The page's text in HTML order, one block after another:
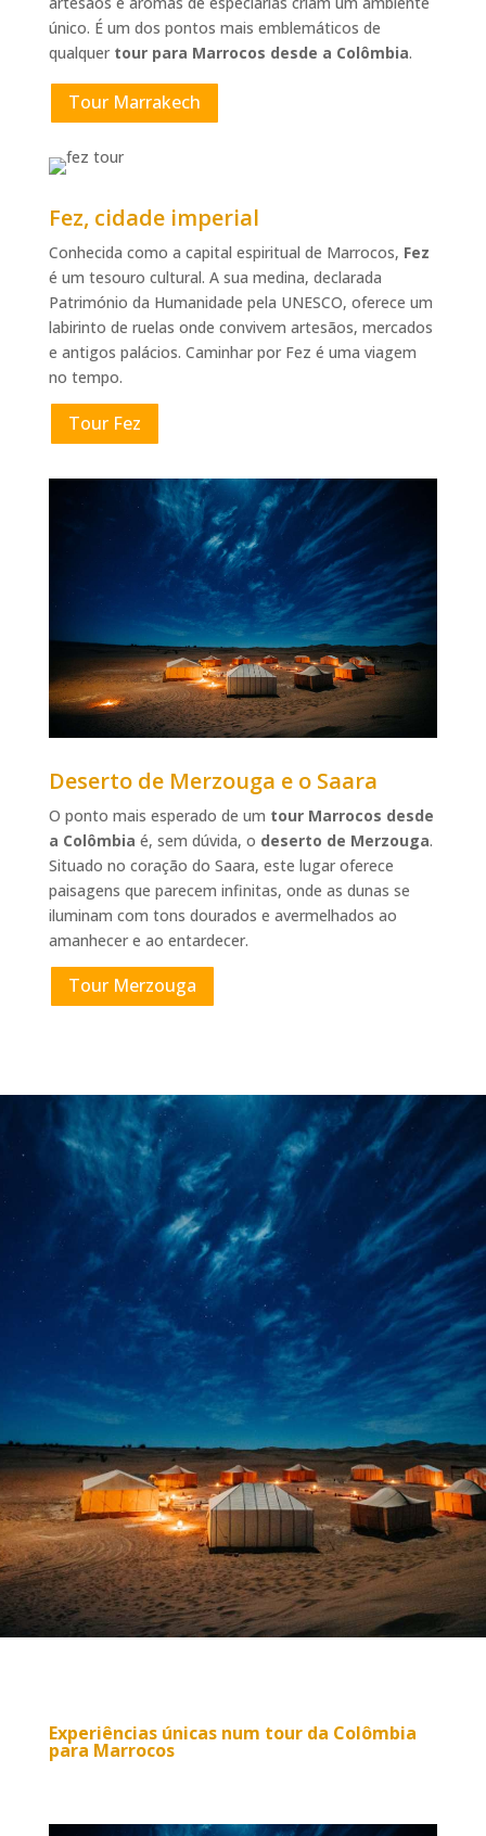
único. É um dos pontos mais emblemáticos de
qualquer tour para Marrocos desde a Colômbia.
Tour Marrakech
Fez, cidade imperial
Conhecida como a capital espiritual de Marrocos, Fez
é um tesouro cultural. A sua medina, declarada
Património da Humanidade pela UNESCO, oferece um
labirinto de ruelas onde convivem artesãos, mercados
e antigos palácios. Caminhar por Fez é uma viagem
no tempo.
Tour Fez
Deserto de Merzouga e o Saara
O ponto mais esperado de um tour Marrocos desde
a Colômbia é, sem dúvida, o deserto de Merzouga.
Situado no coração do Saara, este lugar oferece
paisagens que parecem infinitas, onde as dunas se
iluminam com tons dourados e avermelhados ao
amanhecer e ao entardecer.
Tour Merzouga
Experiências únicas num tour da Colômbia
para Marrocos